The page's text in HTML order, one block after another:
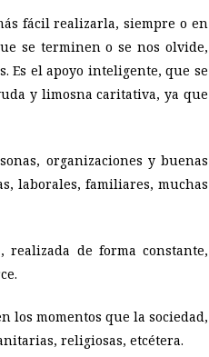
fácil realizarla, siempre o en
se terminen o se nos olvide,
Es el apoyo inteligente, que se
y limosna caritativa, ya que
organizaciones y buenas
laborales, familiares, muchas
de forma constante,
los momentos que la sociedad,
religiosas, etcétera.